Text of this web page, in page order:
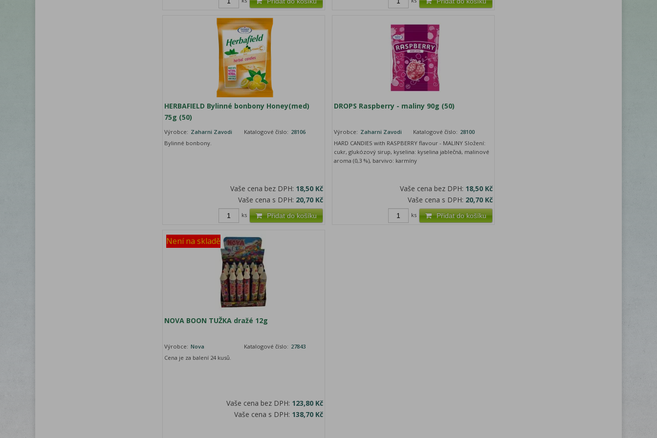
HERBAFIELD Bylinné bonbony Honey(med)
75g (50)
Výrobce: Zaharni Zavodi Katalogové číslo: 28106
Bylinné bonbony.
Vaše cena bez DPH: 18,50 Kč
Vaše cena s DPH: 20,70 Kč
Přidat do košíku
ks
DROPS Raspberry - maliny 90g (50)
Výrobce: Zaharni Zavodi Katalogové číslo: 28100
HARD CANDIES with RASPBERRY flavour - MALINY Složení:
cukr, glukózový sirup, kyselina: kyselina jablečná, malinové
aroma (0,3 %), barvivo: karmíny
Vaše cena bez DPH: 18,50 Kč
Vaše cena s DPH: 20,70 Kč
Přidat do košíku
ks
Není na skladě
NOVA BOON TUŽKA dražé 12g
Výrobce: Nova Katalogové číslo: 27843
Cena je za balení 24 kusů.
Vaše cena bez DPH: 123,80 Kč
Vaše cena s DPH: 138,70 Kč